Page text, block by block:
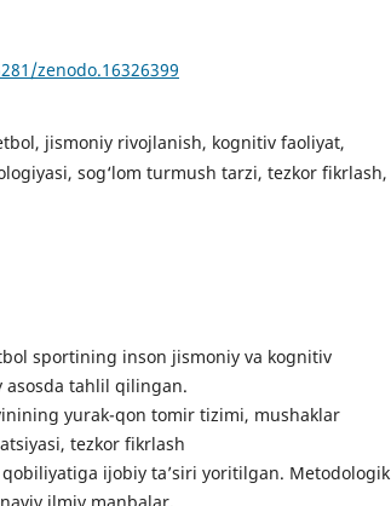
zenodo.16326399
jismoniy rivojlanish, kognitiv faoliyat,
sog‘lom turmush tarzi, tezkor fikrlash,
sportining inson jismoniy va kognitiv
asosda tahlil qilingan.
yurak-qon tomir tizimi, mushaklar
tezkor fikrlash
ijobiy ta’siri yoritilgan. Metodologik